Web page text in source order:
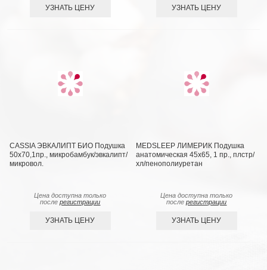
УЗНАТЬ ЦЕНУ УЗНАТЬ ЦЕНУ
CASSIA ЭВКАЛИПТ БИО Подушка
50х70,1пр., микробамбук/эвкалипт/
микровол.
Цена доступна только
послерегистрации
УЗНАТЬ ЦЕНУ
MEDSLEEP ЛИМЕРИК Подушка
анатомическая 45х65, 1 пр., плстр/
хл/пенополиуретан
Цена доступна только
послерегистрации
УЗНАТЬ ЦЕНУ